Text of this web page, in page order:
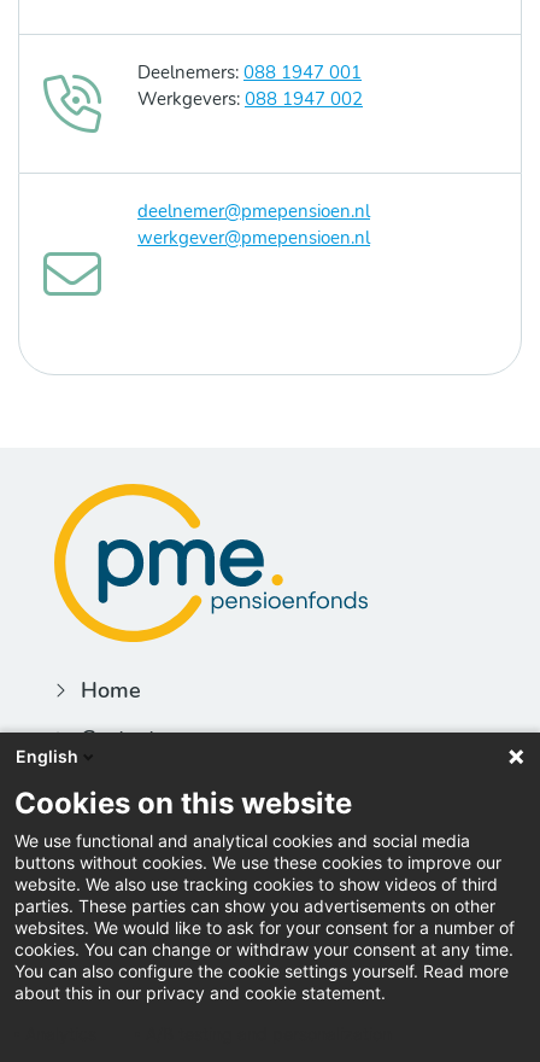
Deelnemers: 088 1947 001
Werkgevers: 088 1947 002
deelnemer@pmepensioen.nl
werkgever@pmepensioen.nl
Home
Contact
Actueel
Vacatures
Inloggen
Downloads
Pers
English
Cookies on this website
We use functional and analytical cookies and social media
buttons without cookies. We use these cookies to improve our
website. We also use tracking cookies to show videos of third
parties. These parties can show you advertisements on other
websites. We would like to ask for your consent for a number of
cookies. You can change or withdraw your consent at any time.
You can also configure the cookie settings yourself. Read more
about this in our privacy and cookie statement.